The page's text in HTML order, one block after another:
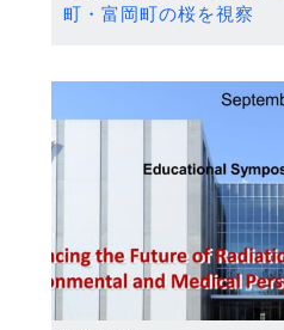
町・富岡町の桜を視察